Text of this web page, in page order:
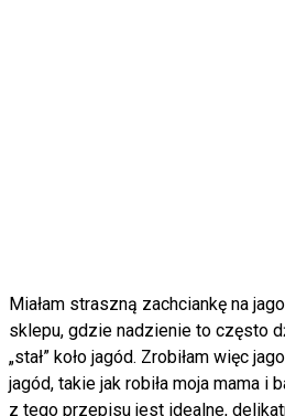
Miałam straszną zachciankę na
sklepu, gdzie nadzienie to często
„stał” koło jagód. Zrobiłam więc
jagód, takie jak robiła moja mama i
z tego przepisu jest idealne,